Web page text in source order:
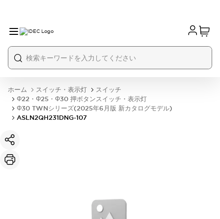
ホーム スイッチ・表示灯
スイッチ
Φ22・Φ25・Φ30 押ボタンスイッチ・表示灯
Φ30 TWNシリーズ(2025年6月版 新カタログモデル)
ASLN2QH231DNG-107